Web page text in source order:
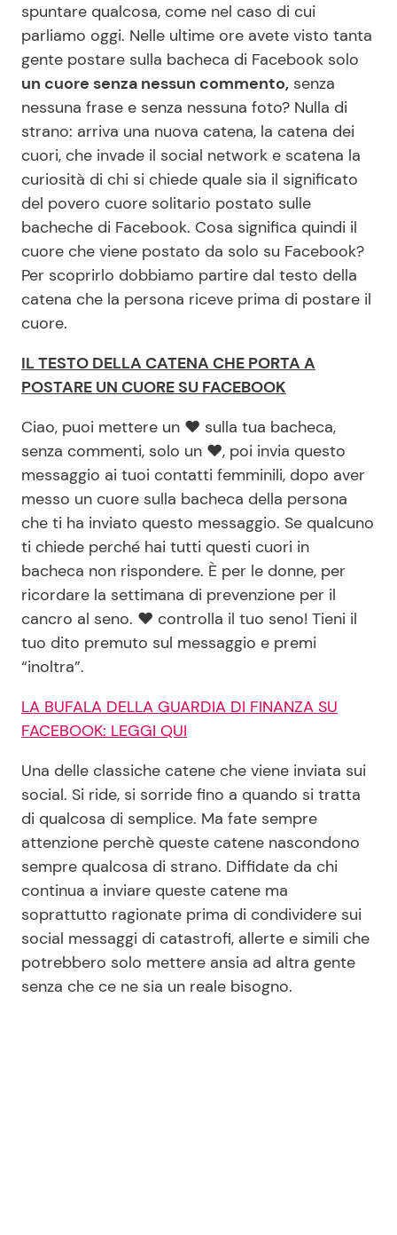
Festività Ricette per Bambini
Seguici
Info
Chi siamo
Disclaimer e Privacy
Redazione
Pubblicità
spuntare qualcosa, come nel caso di cui
parliamo oggi. Nelle ultime ore avete visto tanta
gente postare sulla bacheca di Facebook solo
un cuore senza nessun commento, senza
nessuna frase e senza nessuna foto? Nulla di
strano: arriva una nuova catena, la catena dei
cuori, che invade il social network e scatena la
curiosità di chi si chiede quale sia il significato
del povero cuore solitario postato sulle
bacheche di Facebook. Cosa significa quindi il
cuore che viene postato da solo su Facebook?
Per scoprirlo dobbiamo partire dal testo della
catena che la persona riceve prima di postare il
cuore.
IL TESTO DELLA CATENA CHE PORTA A
POSTARE UN CUORE SU FACEBOOK
Ciao, puoi mettere un ❤ sulla tua bacheca,
senza commenti, solo un ❤, poi invia questo
messaggio ai tuoi contatti femminili, dopo aver
messo un cuore sulla bacheca della persona
che ti ha inviato questo messaggio. Se qualcuno
ti chiede perché hai tutti questi cuori in
bacheca non rispondere. È per le donne, per
ricordare la settimana di prevenzione per il
cancro al seno. ❤ controlla il tuo seno! Tieni il
tuo dito premuto sul messaggio e premi
“inoltra”.
LA BUFALA DELLA GUARDIA DI FINANZA SU
FACEBOOK: LEGGI QUI
Una delle classiche catene che viene inviata sui
social. Si ride, si sorride fino a quando si tratta
di qualcosa di semplice. Ma fate sempre
attenzione perchè queste catene nascondono
sempre qualcosa di strano. Diffidate da chi
continua a inviare queste catene ma
soprattutto ragionate prima di condividere sui
social messaggi di catastrofi, allerte e simili che
potrebbero solo mettere ansia ad altra gente
senza che ce ne sia un reale bisogno.